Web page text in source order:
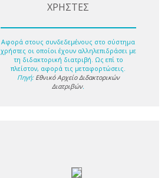
ΧΡΗΣΤΕΣ
Αφορά στους συνδεδεμένους στο σύστημα
χρήστες οι οποίοι έχουν αλληλεπιδράσει με
τη διδακτορική διατριβή. Ως επί το
πλείστον, αφορά τις μεταφορτώσεις.
Πηγή: Εθνικό Αρχείο Διδακτορικών
Διατριβών.